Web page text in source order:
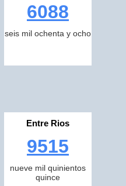
6088
seis mil ochenta y ocho
Entre Rios
9515
nueve mil quinientos
quince